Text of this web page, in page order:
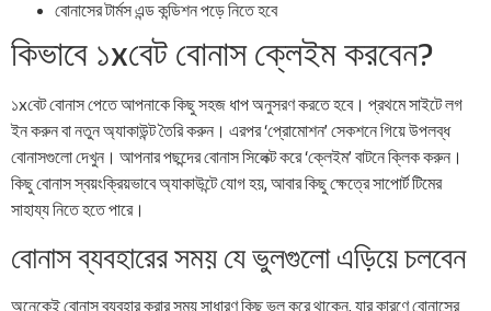
বোনাসের টার্মস এন্ড কন্ডিশন পড়ে নিতে হবে
কিভাবে ১xবেট বোনাস ক্লেইম করবেন?
১xবেট বোনাস পেতে আপনাকে কিছু সহজ ধাপ অনুসরণ করতে হবে। প্রথমে সাইটে লগ
ইন করুন বা নতুন অ্যাকাউন্ট তৈরি করুন। এরপর ‘প্রোমোশন’ সেকশনে গিয়ে উপলব্ধ
বোনাসগুলো দেখুন। আপনার পছন্দের বোনাস সিলেক্ট করে ‘ক্লেইম’ বাটনে ক্লিক করুন।
কিছু বোনাস স্বয়ংক্রিয়ভাবে অ্যাকাউন্টে যোগ হয়, আবার কিছু ক্ষেত্রে সাপোর্ট টিমের
সাহায্য নিতে হতে পারে।
বোনাস ব্যবহারের সময় যে ভুলগুলো এড়িয়ে চলবেন
অনেকেই বোনাস ব্যবহার করার সময় সাধারণ কিছু ভুল করে থাকেন, যার কারণে বোনাসের